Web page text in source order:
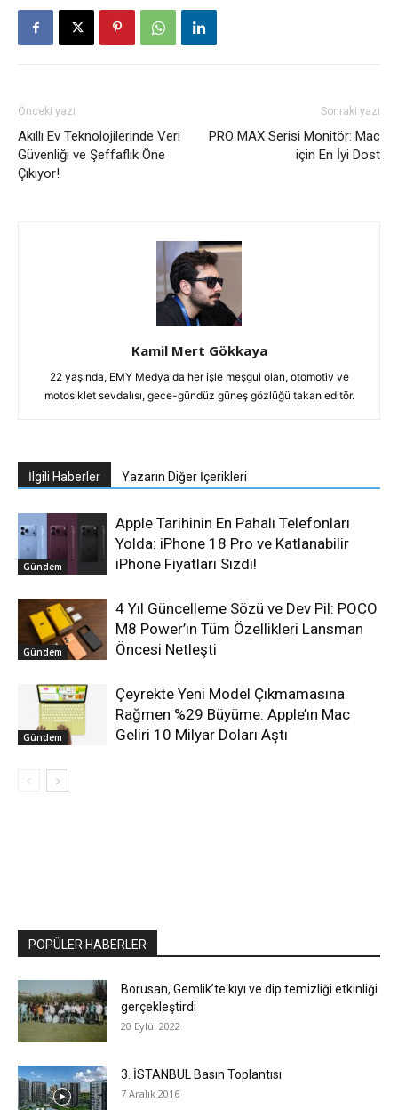
Önceki yazı
Akıllı Ev Teknolojilerinde Veri
Güvenliği ve Şeffaflık Öne
Çıkıyor!
Sonraki yazı
PRO MAX Serisi Monitör: Mac
için En İyi Dost
Kamil Mert Gökkaya
22 yaşında, EMY Medya'da her işle meşgul olan, otomotiv ve
motosiklet sevdalısı, gece-gündüz güneş gözlüğü takan editör.
İlgili Haberler Yazarın Diğer İçerikleri
Gündem
Apple Tarihinin En Pahalı Telefonları
Yolda: iPhone 18 Pro ve Katlanabilir
iPhone Fiyatları Sızdı!
Gündem
4 Yıl Güncelleme Sözü ve Dev Pil: POCO
M8 Power’ın Tüm Özellikleri Lansman
Öncesi Netleşti
Gündem
Çeyrekte Yeni Model Çıkmamasına
Rağmen %29 Büyüme: Apple’ın Mac
Geliri 10 Milyar Doları Aştı
POPÜLER HABERLER
Borusan, Gemlik’te kıyı ve dip temizliği etkinliği
gerçekleştirdi
20 Eylül 2022
3. İSTANBUL Basın Toplantısı
7 Aralık 2016